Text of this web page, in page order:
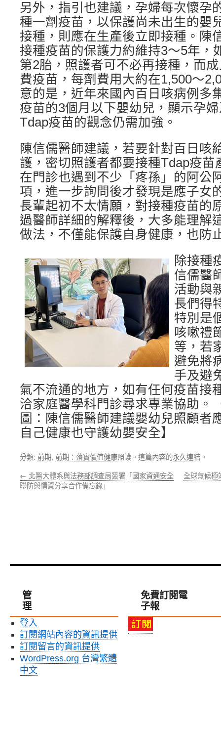
另外，指引也建議，孕婦每次懷孕
種一劑疫苗，以保護尚未出生的嬰
接種，則應在生產後立即接種。陳
接種疫苗的保護力約維持3～5年，
第2胎，照護者可不必再接種，而
費疫苗，每劑費用大約在1,500～
意的是，近年來國內百日咳病例多
疫苗的3個月以下嬰幼兒，顯示孕
Tdap疫苗的觀念仍需加強。
陳信儒醫師建議，若要針對百日咳
護，密切照護者都要接種Tdap疫苗
在門診也遇到不少「疼孫」的阿公
項，進一步詢問後才發現是應子女
長輩起初不太情願，對接種疫苗的
過醫師詳細的解釋後，大多能理解
做法，不僅能保護自身健康，也防
除接種
信儒醫
活動與
長們得
特別是
咳嗽禮
等，若
避免將
手及避
氣不流通的地方，如有任何疫苗接
洽家庭醫學科門診尋求專業協助。
圖：陳信儒醫師建議嬰幼兒照顧者
自己健康也守護幼嬰安全】
分類: 前期, 前期：落實價值健康照護 。這篇內容的永久連結 。
← 北醫大體系與法務部調查局簽署「國家資通安全
聯防與情資分享合作備忘錄」
全球氣候極
管
理
登入
訂閱網站內容的資訊提供
訂閱留言的資訊提供
WordPress.org 台灣繁體
中文
免費訂閱電
子報